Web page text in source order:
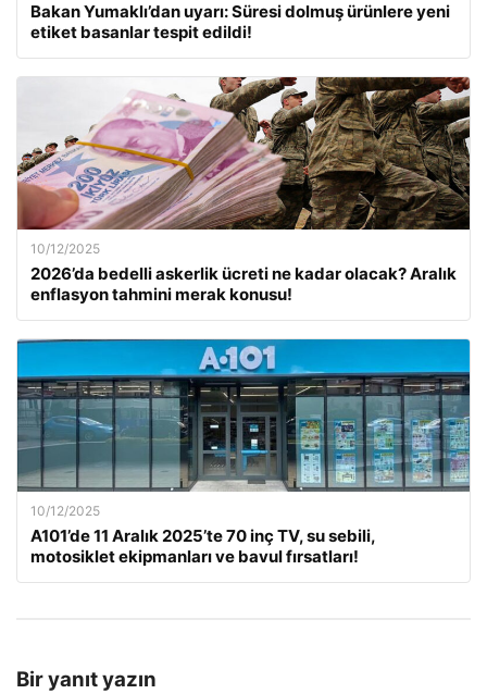
Bakan Yumaklı’dan uyarı: Süresi dolmuş ürünlere yeni
etiket basanlar tespit edildi!
10/12/2025
2026’da bedelli askerlik ücreti ne kadar olacak? Aralık
enflasyon tahmini merak konusu!
10/12/2025
A101’de 11 Aralık 2025’te 70 inç TV, su sebili,
motosiklet ekipmanları ve bavul fırsatları!
Bir yanıt yazın